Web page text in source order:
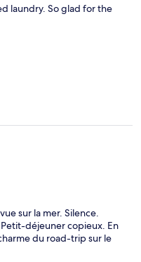
laundry. So glad for the
sur la mer. Silence.
déjeuner copieux. En
du road-trip sur le